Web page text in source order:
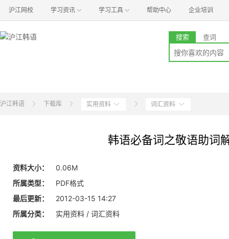
沪江网校 学习资讯 学习工具 帮助中心 企业培训
搜索 查词
沪江韩语 下载库 实用资料 词汇资料
韩语必备词之敬语助词
资料大小：
0.06M
所属类型：
PDF格式
最后更新：
2012-03-15 14:27
所属分类：
实用资料 / 词汇资料